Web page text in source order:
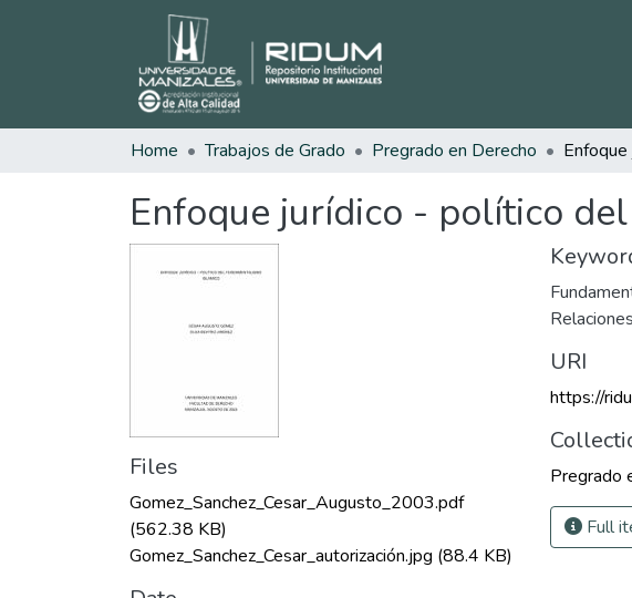
Home Trabajos de Grado Pregrado en Derecho
Enfoque jurídico - político
Files
Gomez_Sanchez_Cesar_Augusto_2003.pdf
(562.38 KB)
Gomez_Sanchez_Cesar_autorización.jpg (88.4 KB)
URI
https://
Pregrado
Full